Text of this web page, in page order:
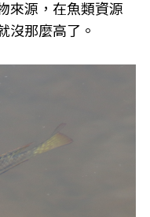
來源，在魚類資源
沒那麼高了。